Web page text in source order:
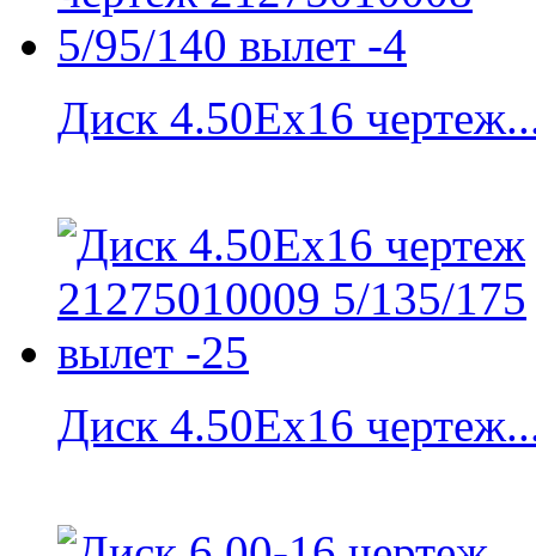
Диск 4.50Eх16
Диск 4.50Eх16